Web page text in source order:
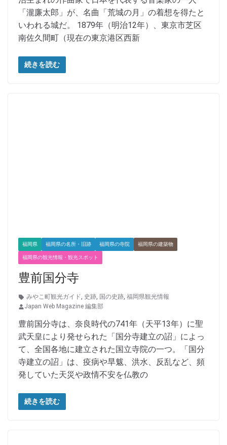
「瀧廉太郎」が、名曲「荒城の月」の着想を得たと
いわれる城だ。 1879年（明治12年）、東京市芝区
南佐久間町（現在の東京港区西新
続きを読む
福岡県 福岡県の名所・旧跡 福岡県の寺院 福岡県の建築物
福岡県の観光情報・観光スポット
豊前国分寺
みやこ町観光ガイド, 史跡, 国の史跡, 福岡県観光情報
Japan Web Magazine 編集部
豊前国分寺は、奈良時代の741年（天平13年）に聖
武天皇により発せられた「国分寺建立の詔」によっ
て、全国各地に建立された国立寺院の一つ。「国分
寺建立の詔」は、疫病や旱魃、洪水、反乱など、頻
発していた天災や政情不安を仏教の
続きを読む